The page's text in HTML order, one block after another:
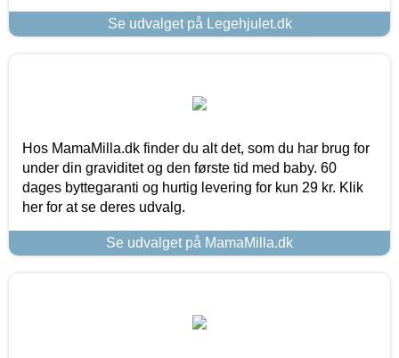
Se udvalget på Legehjulet.dk
Hos MamaMilla.dk finder du alt det, som du har brug for
under din graviditet og den første tid med baby. 60
dages byttegaranti og hurtig levering for kun 29 kr. Klik
her for at se deres udvalg.
Se udvalget på MamaMilla.dk